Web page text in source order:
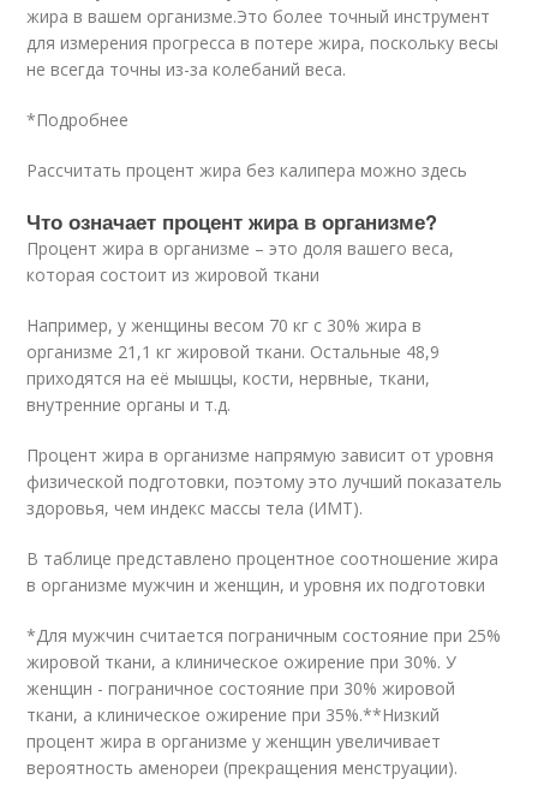
жира в вашем организме.Это более точный инструмент
для измерения прогресса в потере жира, поскольку весы
не всегда точны из-за колебаний веса.
*Подробнее
Рассчитать процент жира без калипера можно здесь
Что означает процент жира в организме?
Процент жира в организме – это доля вашего веса,
которая состоит из жировой ткани
Например, у женщины весом 70 кг с 30% жира в
организме 21,1 кг жировой ткани. Остальные 48,9
приходятся на её мышцы, кости, нервные, ткани,
внутренние органы и т.д.
Процент жира в организме напрямую зависит от уровня
физической подготовки, поэтому это лучший показатель
здоровья, чем индекс массы тела (ИМТ).
В таблице представлено процентное соотношение жира
в организме мужчин и женщин, и уровня их подготовки
*Для мужчин считается пограничным состояние при 25%
жировой ткани, а клиническое ожирение при 30%. У
женщин - пограничное состояние при 30% жировой
ткани, а клиническое ожирение при 35%.**Низкий
процент жира в организме у женщин увеличивает
вероятность аменореи (прекращения менструации).